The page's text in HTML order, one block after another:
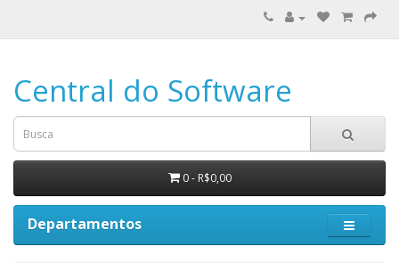
Central do Software
0 - R$0,00
Departamentos